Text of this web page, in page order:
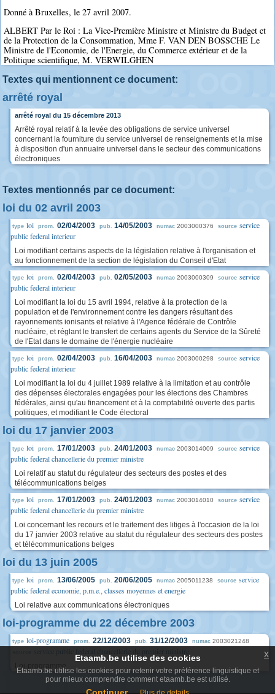
Donné à Bruxelles, le 27 avril 2007.
ALBERT Par le Roi : La Vice-Première Ministre et Ministre du Budget et
de la Protection de la Consommation, Mme F. VAN DEN BOSSCHE Le
Ministre de l'Economie, de l'Energie, du Commerce extérieur et de la
Politique scientifique, M. VERWILGHEN
Textes qui mentionnent ce document:
arrêté royal
arrêté royal du 15 décembre 2013
Arrêté royal relatif à la levée des obligations de service universel
concernant la fourniture du service universel de renseignements et la mise
à disposition d'un annuaire universel dans le secteur des communications
électroniques
Textes mentionnés par ce document:
loi du 02 avril 2003
type loi prom. 02/04/2003 pub. 14/05/2003 numac 2003000376 source service
public federal interieur
Loi modifiant certains aspects de la législation relative à l'organisation et
au fonctionnement de la section de législation du Conseil d'Etat
type loi prom. 02/04/2003 pub. 02/05/2003 numac 2003000309 source service
public federal interieur
Loi modifiant la loi du 15 avril 1994, relative à la protection de la
population et de l'environnement contre les dangers résultant des
rayonnements ionisants et relative à l'Agence fédérale de Contrôle
nucléaire, et réglant le transfert de certains agents du Service de la Sûreté
de l'Etat dans le domaine de l'énergie nucléaire
type loi prom. 02/04/2003 pub. 16/04/2003 numac 2003000298 source service
public federal interieur
Loi modifiant la loi du 4 juillet 1989 relative à la limitation et au contrôle
des dépenses électorales engagées pour les élections des Chambres
fédérales, ainsi qu'au financement et à la comptabilité ouverte des partis
politiques, et modifiant le Code électoral
loi du 17 janvier 2003
type loi prom. 17/01/2003 pub. 24/01/2003 numac 2003014009 source service
public federal chancellerie du premier ministre
Loi relatif au statut du régulateur des secteurs des postes et des
télécommunications belges
type loi prom. 17/01/2003 pub. 24/01/2003 numac 2003014010 source service
public federal chancellerie du premier ministre
Loi concernant les recours et le traitement des litiges à l'occasion de la loi
du 17 janvier 2003 relative au statut du régulateur des secteurs des postes
et télécommunications belges
loi du 13 juin 2005
type loi prom. 13/06/2005 pub. 20/06/2005 numac 2005011238 source service
public federal economie, p.m.e., classes moyennes et energie
Loi relative aux communications électroniques
loi-programme du 22 décembre 2003
type loi-programme prom. 22/12/2003 pub. 31/12/2003 numac 2003021248
Etaamb.be utilise des cookies
Etaamb.be utilise les cookies pour retenir votre préférence linguistique et
pour mieux comprendre comment etaamb.be est utilisé.
x